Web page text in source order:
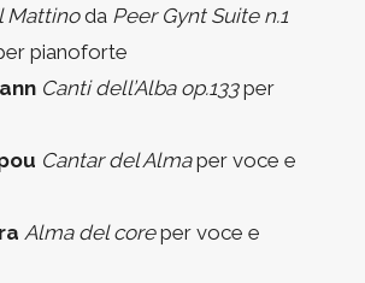
Mattinoda Peer Gynt Suite n.1
pianoforte
Canti dell’Alba op.133per
Cantar del Almaper voce e
Alma del coreper voce e